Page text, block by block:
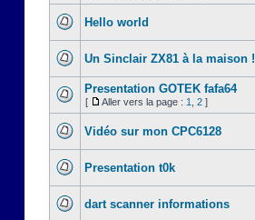
Hello world
Un Sinclair ZX81 à la maison !
Presentation GOTEK fafa64
[ Aller vers la page : 1 2 ]
Vidéo sur mon CPC6128
Presentation t0k
dart scanner informations